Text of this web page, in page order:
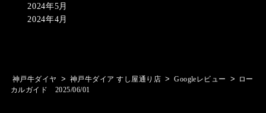
2024年5月
2024年4月
神戸牛ダイヤ > 神戸牛ダイア すし屋通り店 > Googleレビュー >
ロー
カルガイド 2025/06/01